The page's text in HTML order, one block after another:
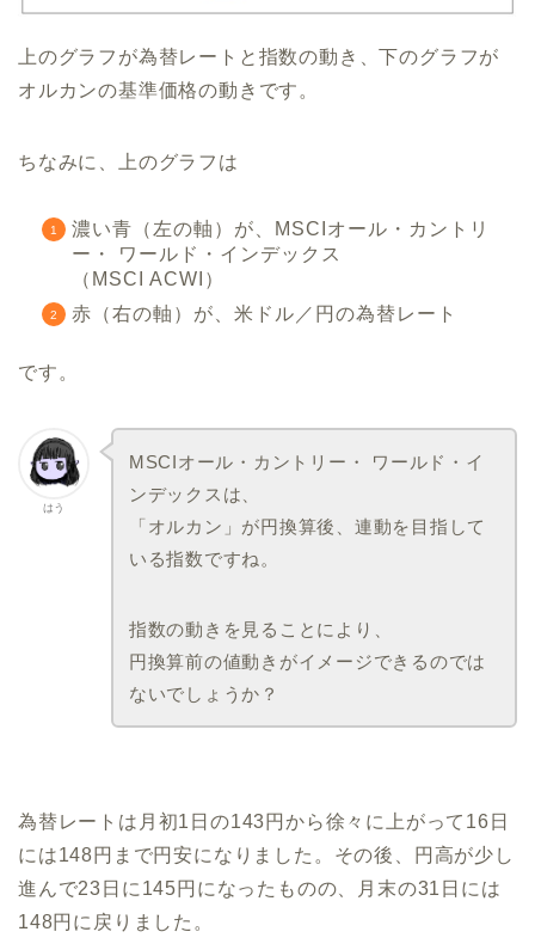
上のグラフが為替レートと指数の動き、下のグラフが
オルカンの基準価格の動きです。
ちなみに、上のグラフは
濃い青（左の軸）が、MSCIオール・カントリ
ー・ ワールド・インデックス
（MSCI ACWI）
赤（右の軸）が、米ドル／円の為替レート
です。
はう
MSCIオール・カントリー・ ワールド・イ
ンデックスは、
「オルカン」が円換算後、連動を目指して
いる指数ですね。
指数の動きを見ることにより、
円換算前の値動きがイメージできるのでは
ないでしょうか？
為替レートは月初1日の143円から徐々に上がって16日
には148円まで円安になりました。その後、円高が少し
進んで23日に145円になったものの、月末の31日には
148円に戻りました。